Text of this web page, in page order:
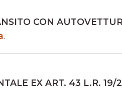
CON
.
EX ART. 43 L.R. 19/